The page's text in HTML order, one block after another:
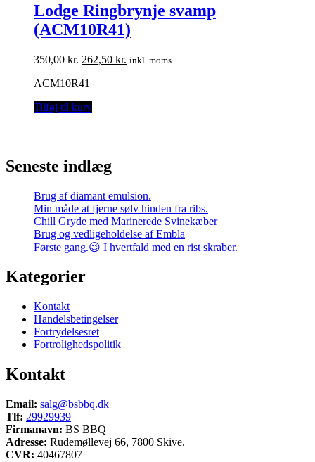
Lodge Ringbrynje svamp
(ACM10R41)
350,00kr. Den
pris
350,00 kr..
262,50 kr. Den
inkl. moms
ACM10R41
Tilføj til kurv
Seneste indlæg
Brug af diamant emulsion.
Min måde at fjerne sølv hinden fra ribs.
Chill Gryde med Marinerede Svinekæber
Brug og vedligeholdelse af Embla
Første gang.😉 I hvertfald med en rist skraber.
Kategorier
Kontakt
Handelsbetingelser
Fortrydelsesret
Fortrolighedspolitik
Kontakt
Email: salg@bsbbq.dk
Tlf: 29929939
Firmanavn: BS BBQ
Adresse: Rudemøllevej 66, 7800 Skive.
CVR: 40467807